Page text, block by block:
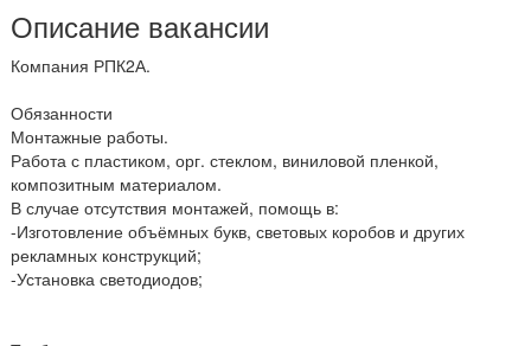
Описание вакансии
Компания РПК2А.
Обязанности
Монтажные работы.
Работа с пластиком, орг. стеклом, виниловой пленкой,
композитным материалом.
В случае отсутствия монтажей, помощь в:
-Изготовление объёмных букв, световых коробов и других
рекламных конструкций;
-Установка светодиодов;